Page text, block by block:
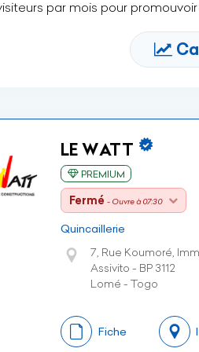
par mois pour
LE WATT
PREMIUM
Fermé - Ouvre à 07:30
Quincaillerie
7, Rue Koumoré,
Assivito - BP 3112
Lomé - Togo
Fiche